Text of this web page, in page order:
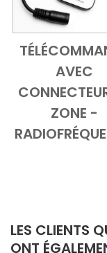
Add to
AVEC
ZONE -
LES CLIENTS
ONT